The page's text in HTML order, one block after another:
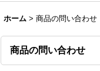
ホーム > 商品の問い合わせ
商品の問い合わせ